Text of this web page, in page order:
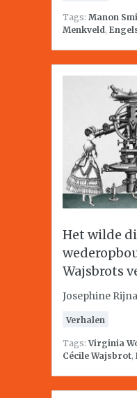
Tags: Manon
Menkveld,
Het wilde
Wajsbrots
Josephine
Verhalen
Tags:Virginia
Cécile Wajsbrot,